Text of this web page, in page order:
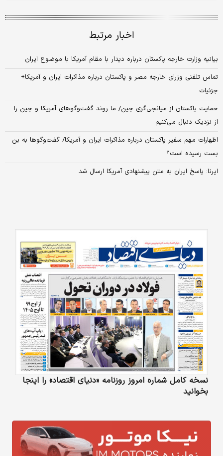
اخبار مرتبط
بیانیه وزارت خارجه پاکستان درباره دیدار با مقام آمریکا با موضوع ایران
تماس تلفنی وزرای خارجه مصر و پاکستان درباره مذاکرات ایران و آمریکا+
جزئیات
حمایت پاکستان از میانجی‌گری چین/ ما روند گفت‌وگوهای آمریکا و چین را
از نزدیک دنبال می‌کنیم
اظهارات مهم سفیر پاکستان درباره مذاکرات ایران و آمریکا/ گفت‌وگوها به بن
بست رسیده است؟
ایرنا: پاسخ ایران به متن پیشنهادی آمریکا ارسال شد
نسخه کامل شماره امروز روزنامه «دنیای‌ اقتصاد» را اینجا
بخوانید